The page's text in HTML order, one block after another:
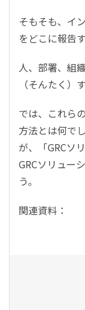
そもそも、イ
をどこに報告
人、部署、組
（そんたく）
では、これら
方法とは何で
が、「GRCソ
GRCソリュー
う。
関連資料：